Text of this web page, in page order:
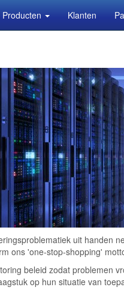
Producten Klanten
uit handen
ons 'one-stop-shopping'
beleid zodat problemen
op hun situatie van